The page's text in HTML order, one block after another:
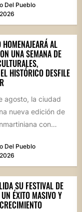
Del Pueblo
AL
UNA SEMANA DE
HISTÓRICO DESFILE
agosto, la ciudad
nueva edición de
con
Del Pueblo
SU FESTIVAL DE
ÉXITO MASIVO Y